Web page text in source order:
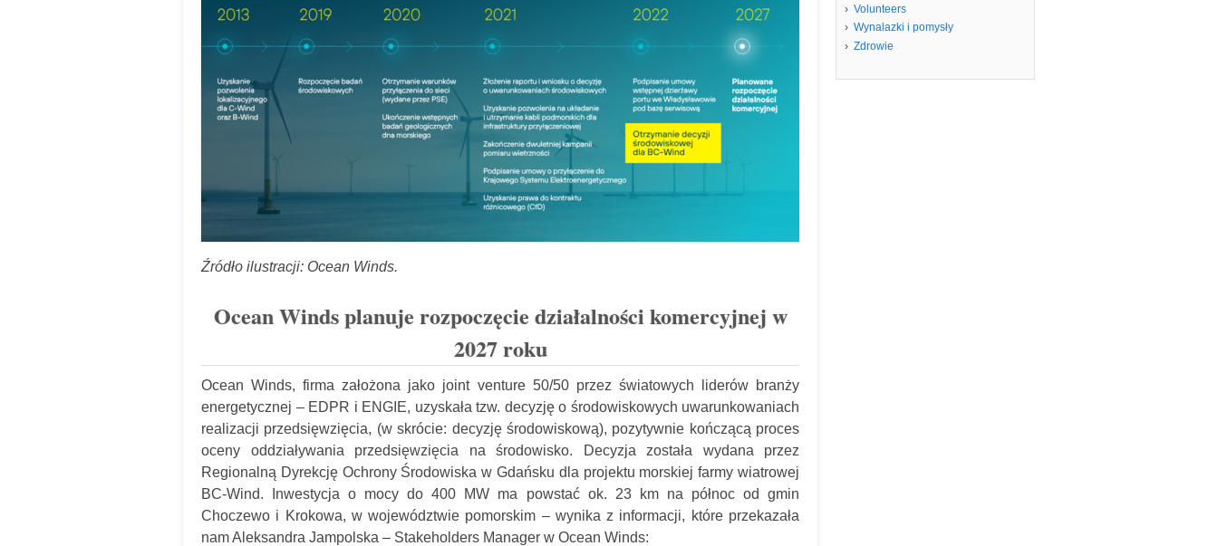
Źródło ilustracji: Ocean Winds.
Ocean Winds planuje rozpoczęcie działalności komercyjnej w
2027 roku
Ocean Winds, firma założona jako joint venture 50/50 przez światowych liderów branży
energetycznej – EDPR i ENGIE, uzyskała tzw. decyzję o środowiskowych uwarunkowaniach
realizacji przedsięwzięcia, (w skrócie: decyzję środowiskową), pozytywnie kończącą proces
oceny oddziaływania przedsięwzięcia na środowisko. Decyzja została wydana przez
Regionalną Dyrekcję Ochrony Środowiska w Gdańsku dla projektu morskiej farmy wiatrowej
BC-Wind. Inwestycja o mocy do 400 MW ma powstać ok. 23 km na północ od gmin
Choczewo i Krokowa, w województwie pomorskim – wynika z informacji, które przekazała
nam Aleksandra Jampolska – Stakeholders Manager w Ocean Winds:
Volunteers
Wynalazki i pomysły
Zdrowie